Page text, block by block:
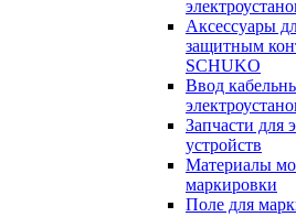
Аксессуары
защитным
SCHUKO
Ввод
Запчасти для
устройств
Материалы
маркировки
Поле для